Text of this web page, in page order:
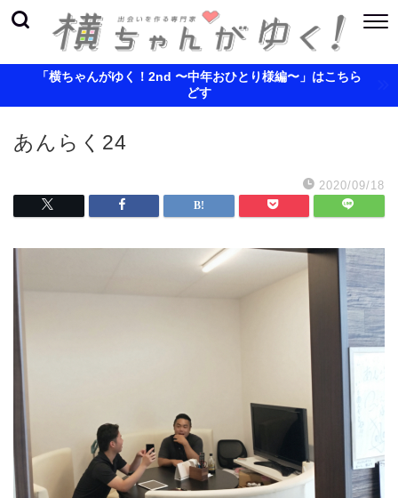
「横ちゃんがゆく！2nd 〜中年おひとり様編〜」はこちら
どす
あんらく24
2020/09/18